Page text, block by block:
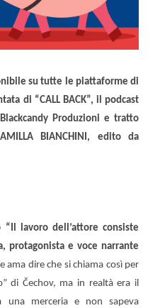
su tutte le piattaforme di
di “CALL BACK”, il podcast
Produzioni e tratto
BIANCHINI, edito da
lavoro dell’attore consiste
protagonista e voce narrante
ama dire che si chiama così per
di Čechov, ma in realtà era il
una merceria e non sapeva